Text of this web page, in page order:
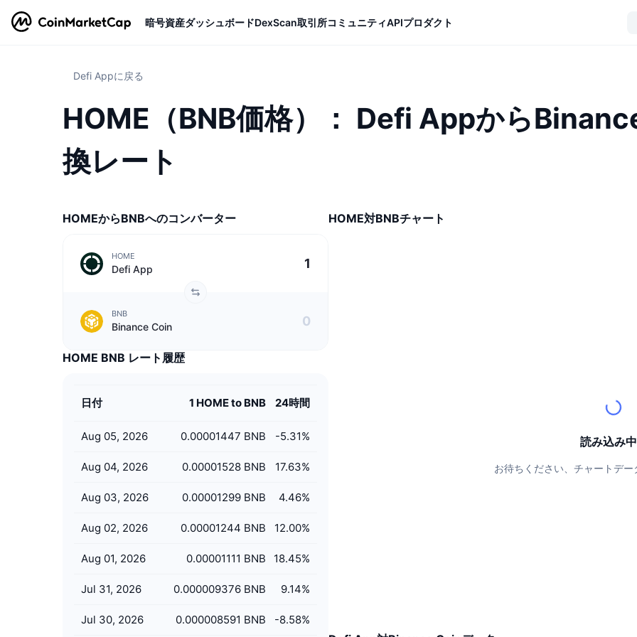
暗号資産ダッシュボードDexScan取引所コミュニティAPIプロダクト
Defi Appに戻る
HOME（BNB価格）： Defi Appから
換レート
HOMEからBNBへのコンバーター
HOME
Defi App
BNB
Binance Coin
HOME BNB レート履歴
日付 1 HOME to BNB 24時間
Aug 05, 2026 0.00001447 BNB -5.31%
Aug 04, 2026 0.00001528 BNB 17.63%
Aug 03, 2026 0.00001299 BNB 4.46%
Aug 02, 2026 0.00001244 BNB 12.00%
Aug 01, 2026 0.00001111 BNB 18.45%
Jul 31, 2026 0.000009376 BNB 9.14%
Jul 30, 2026 0.000008591 BNB -8.58%
HOME対BNBチャート
読み込み
お待ちください、チャートデ